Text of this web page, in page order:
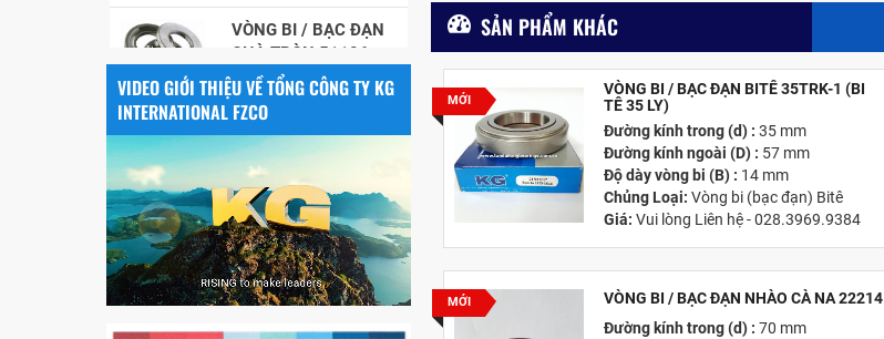
SẢN PHẨM KHÁC
MỚI
VÒNG BI / BẠC ĐẠN BITÊ 35TRK-1 (BI
TÊ 35 LY)
Đường kính trong (d) : 35 mm
Đường kính ngoài (D) : 57 mm
Độ dày vòng bi (B) : 14 mm
Chủng Loại:Vòng bi (bạc đạn) Bitê
Giá: Vui lòng Liên hệ - 028.3969.9384
MỚI
VÒNG BI / BẠC ĐẠN NHÀO CÀ NA 22214
Đường kính trong (d) : 70 mm
CHÀ TRÒN 51106
VÒNG BI / BẠC ĐẠN
NHÀO CÀ NA 24134
Vòng bi / Bạc đạn
tròn : 698
VÒNG BI PHS20
VIDEO GIỚI THIỆU VỀ TỔNG CÔNG TY KG
INTERNATIONAL FZCO